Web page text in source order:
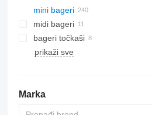
mini bageri
midi bageri
bageri točkaši
prikaži sve
Marka